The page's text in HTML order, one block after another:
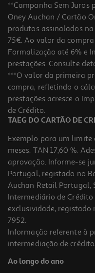
**Campanha Sem Juros
Oney Auchan / Cartão
produtos assinalados
75€. Ao valor da compra
Formalização até 6% e
prestações. Consulte
***O valor da primeira
compra, refletindo o
prestações acresce o
de Crédito.
TAEG DO CARTÃO DE
Exemplo para um limite
meses. TAN 17,60 %.
aprovação. Informe-se
Portugal, registado no
Auchan Retail Portugal,
Intermediário de
exclusividade, registado
7952.
Informação referente à
intermediação de crédito,
Ao longo do ano